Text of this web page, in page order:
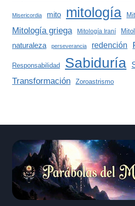
Misericordia mito mitología
Mitología griega Mitología Iraní
naturaleza perseverancia redención
Responsabilidad Sabiduría
Transformación Zoroastrismo